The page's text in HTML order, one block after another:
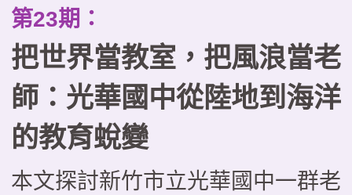
第23期：
把世界當教室，把風浪當老
師：光華國中從陸地到海洋
的教育蛻變
本文探討新竹市立光華國中一群老